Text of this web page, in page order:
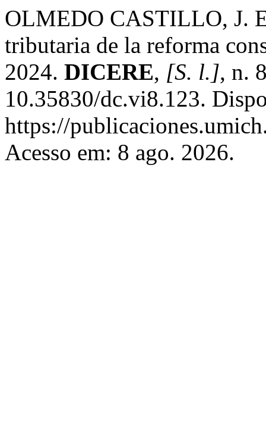
OLMEDO CASTILLO, J.
tributaria de la reforma
2024. DICERE, [S. l.], n.
10.35830/dc.vi8.123.
https://
Acesso em: 8 ago. 2026.